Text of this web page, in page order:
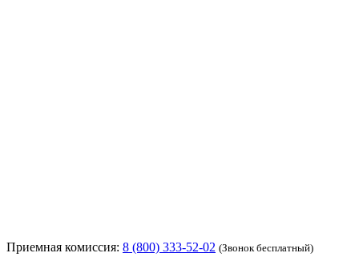
Приемная комиссия: 8 (800) 333-52-02 (Звонок бесплатный)